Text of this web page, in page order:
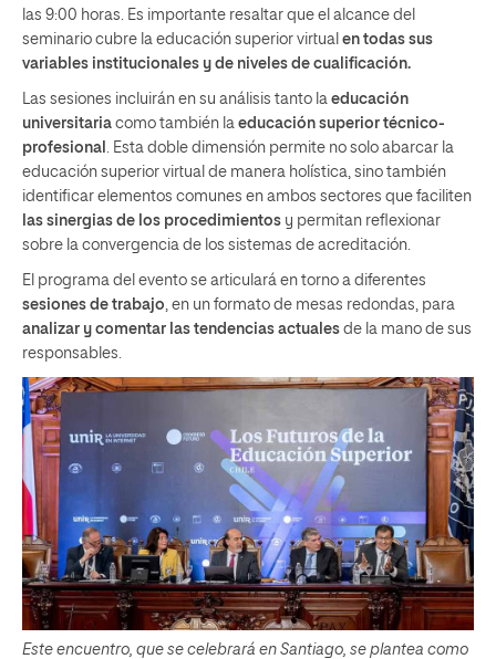
las 9:00 horas. Es importante resaltar que el alcance del
seminario cubre la educación superior virtual en todas sus
variables institucionales y de niveles de cualificación.
Las sesiones incluirán en su análisis tanto la educación
universitaria como también la educación superior técnico-
profesional
. Esta doble dimensión permite no solo abarcar la
educación superior virtual de manera holística, sino también
identificar elementos comunes en ambos sectores que faciliten
las sinergias de los procedimientos y permitan reflexionar
sobre la convergencia de los sistemas de acreditación.
El programa del evento se articulará en torno a diferentes
sesiones de trabajo , en un formato de mesas redondas, para
analizar y comentar las tendencias actuales de la mano de sus
responsables.
Este encuentro, que se celebrará en Santiago, se plantea como